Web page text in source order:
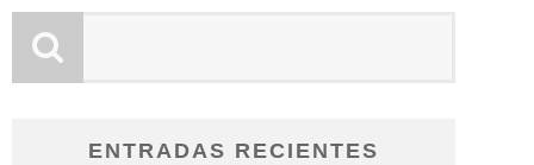
ENTRADAS RECIENTES